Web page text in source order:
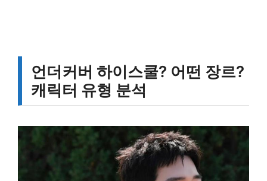
언더커버 하이스쿨? 어떤 장르?
캐릭터 유형 분석